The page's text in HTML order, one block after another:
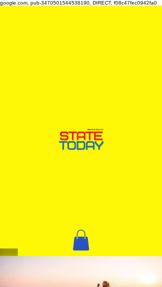
google.com, pub-3470501544538190, DIRECT, f08c47fec0942fa0